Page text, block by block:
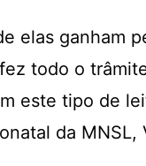
elas ganham
todo o
este tipo de
da MNSL,